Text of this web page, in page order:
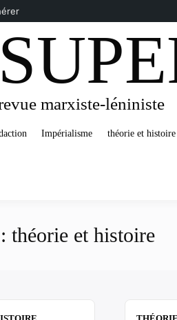
marxiste-léniniste
Impérialisme théorie et histoire
théorie et histoire